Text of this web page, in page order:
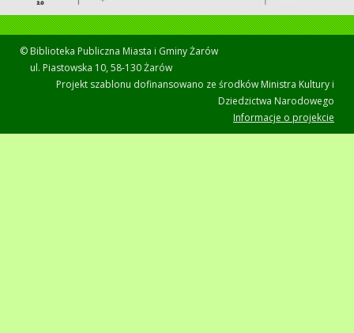
© Biblioteka Publiczna Miasta i Gminy Żarów
ul. Piastowska 10, 58-130 Żarów
Projekt szablonu dofinansowano ze środków Ministra Kultury i
Dziedzictwa Narodowego
Informacje o projekcie